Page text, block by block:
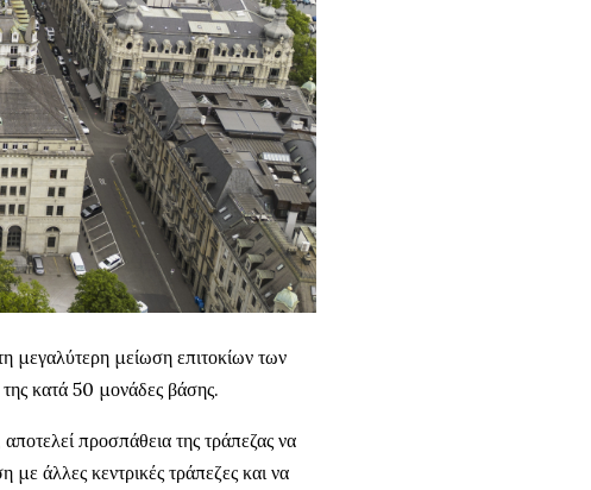
μεγαλύτερη μείωση επιτοκίων των
της κατά 50 μονάδες βάσης.
προσπάθεια της τράπεζας να
με άλλες κεντρικές τράπεζες και να